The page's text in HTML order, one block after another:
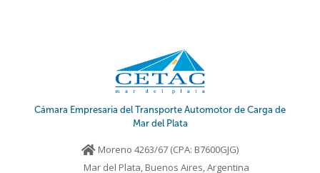
Cámara Empresaria del Transporte Automotor de Carga de
Mar del Plata
Moreno 4263/67 (CPA: B7600GJG)
Mar del Plata, Buenos Aires, Argentina